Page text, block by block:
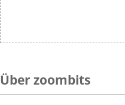
Über zoombits